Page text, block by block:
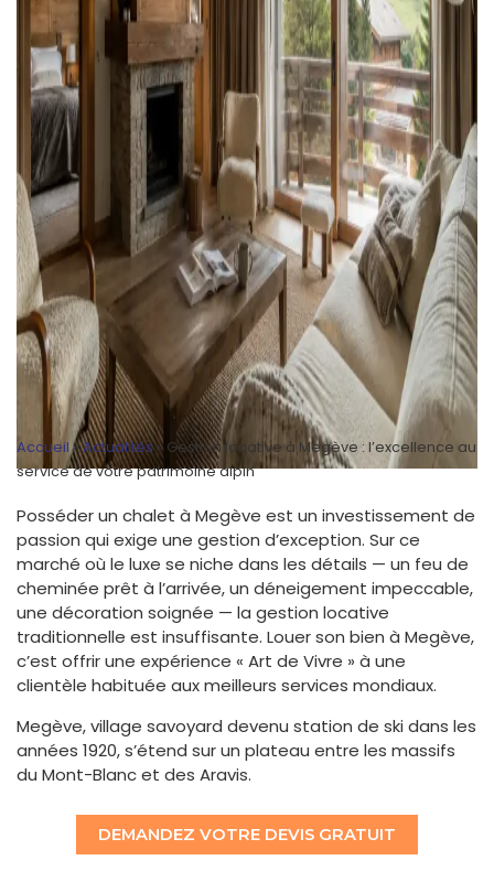
Accueil»Actualités» Gestion locative à Megève : l’excellence au
service de votre patrimoine alpin
Posséder un chalet à Megève est un investissement de
passion qui exige une gestion d’exception. Sur ce
marché où le luxe se niche dans les détails — un feu de
cheminée prêt à l’arrivée, un déneigement impeccable,
une décoration soignée — la gestion locative
traditionnelle est insuffisante. Louer son bien à Megève,
c’est offrir une expérience « Art de Vivre » à une
clientèle habituée aux meilleurs services mondiaux.
Megève, village savoyard devenu station de ski dans les
années 1920, s’étend sur un plateau entre les massifs
du Mont-Blanc et des Aravis.
DEMANDEZ VOTRE DEVIS GRATUIT